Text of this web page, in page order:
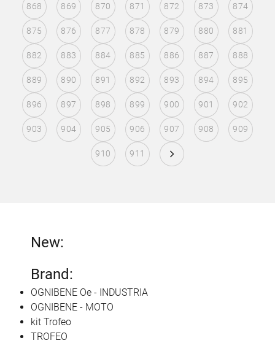
868 869 870 871 872 873 874
875 876 877 878 879 880 881
882 883 884 885 886 887 888
889 890 891 892 893 894 895
896 897 898 899 900 901 902
903 904 905 906 907 908 909
910 911
New:
Brand:
OGNIBENE Oe - INDUSTRIA
OGNIBENE - MOTO
kit Trofeo
TROFEO